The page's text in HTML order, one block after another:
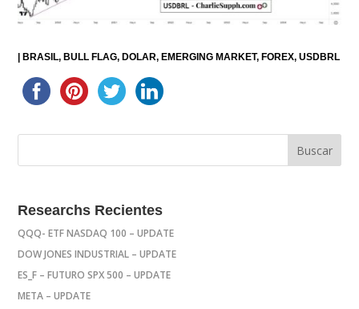
|BRASIL BULL FLAG DOLAR EMERGING MARKET FOREX USDBRL
Researchs Recientes
QQQ- ETF NASDAQ 100 – UPDATE
DOW JONES INDUSTRIAL – UPDATE
ES_F – FUTURO SPX 500 – UPDATE
META – UPDATE